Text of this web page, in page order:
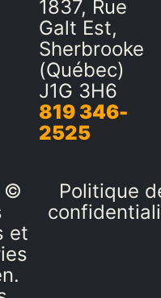
1837, Rue
Galt Est,
Sherbrooke
(Québec)
J1G 3H6
819 346-
2525
©
et
Politique